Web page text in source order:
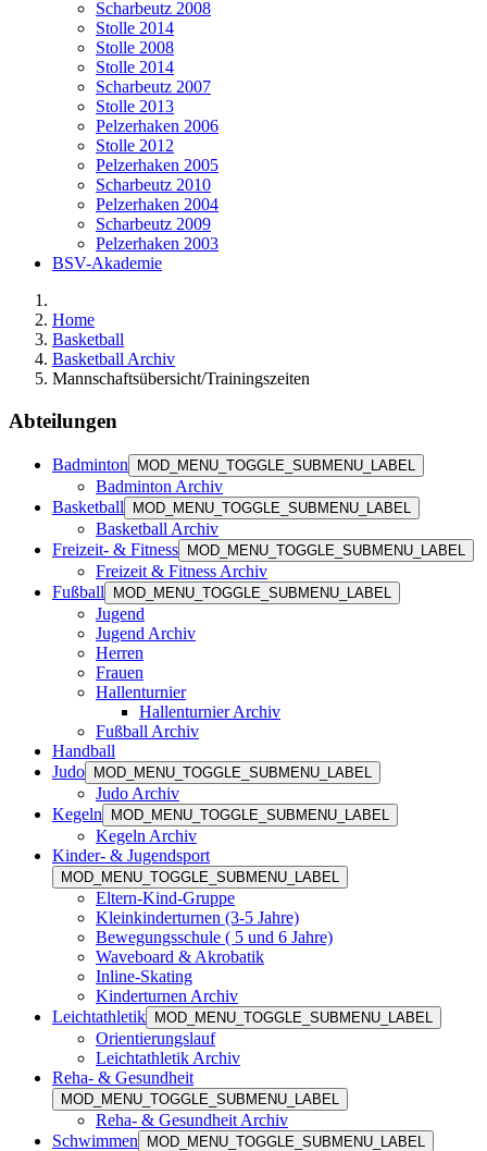
Scharbeutz 2008
Stolle 2014
Stolle 2008
Stolle 2014
Scharbeutz 2007
Stolle 2013
Pelzerhaken 2006
Stolle 2012
Pelzerhaken 2005
Scharbeutz 2010
Pelzerhaken 2004
Scharbeutz 2009
Pelzerhaken 2003
BSV-Akademie
Home
Basketball
Basketball Archiv
Mannschaftsübersicht/Trainingszeiten
Abteilungen
Badminton MOD_MENU_TOGGLE_SUBMENU_LABEL
Badminton Archiv
Basketball
MOD_MENU_TOGGLE_SUBMENU_LABEL
Basketball Archiv
Freizeit- & Fitness
MOD_MENU_TOGGLE_SUBMENU_LABEL
Freizeit & Fitness Archiv
Fußball
MOD_MENU_TOGGLE_SUBMENU_LABEL
Jugend
Jugend Archiv
Herren
Frauen
Hallenturnier
Hallenturnier Archiv
Fußball Archiv
Handball
Judo
MOD_MENU_TOGGLE_SUBMENU_LABEL
Judo Archiv
Kegeln
MOD_MENU_TOGGLE_SUBMENU_LABEL
Kegeln Archiv
Kinder- & Jugendsport
MOD_MENU_TOGGLE_SUBMENU_LABEL
Eltern-Kind-Gruppe
Kleinkinderturnen (3-5 Jahre)
Bewegungsschule ( 5 und 6 Jahre)
Waveboard & Akrobatik
Inline-Skating
Kinderturnen Archiv
Leichtathletik
MOD_MENU_TOGGLE_SUBMENU_LABEL
Orientierungslauf
Leichtathletik Archiv
Reha- & Gesundheit
MOD_MENU_TOGGLE_SUBMENU_LABEL
Reha- & Gesundheit Archiv
Schwimmen
MOD_MENU_TOGGLE_SUBMENU_LABEL